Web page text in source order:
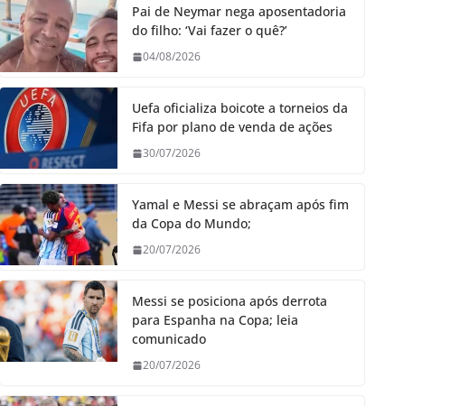
Pai de Neymar nega aposentadoria
do filho: ‘Vai fazer o quê?’
04/08/2026
Uefa oficializa boicote a torneios da
Fifa por plano de venda de ações
30/07/2026
Yamal e Messi se abraçam após fim
da Copa do Mundo;
20/07/2026
Messi se posiciona após derrota
para Espanha na Copa; leia
comunicado
20/07/2026